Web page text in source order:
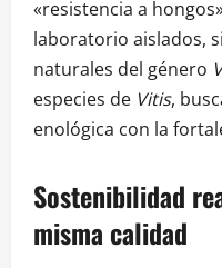
«resistencia a
laboratorio aislados,
naturales del género
especies de Vitis,
enológica con la
Sostenibilidad
misma calidad